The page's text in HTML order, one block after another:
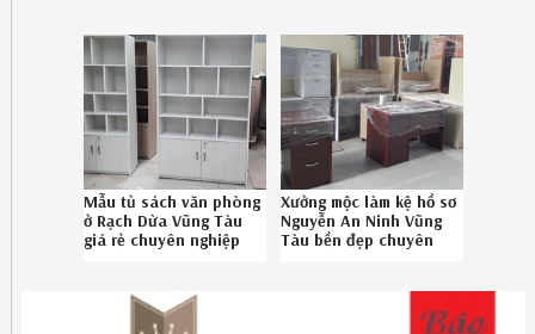
Mẫu tủ sách văn phòng
ở Rạch Dừa Vũng Tàu
giá rẻ chuyên nghiệp
Xưởng mộc làm kệ hồ sơ
Nguyễn An Ninh Vũng
Tàu bền đẹp chuyên